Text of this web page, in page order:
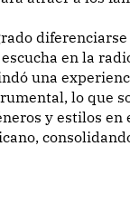
en la
una
lo que
y estilos